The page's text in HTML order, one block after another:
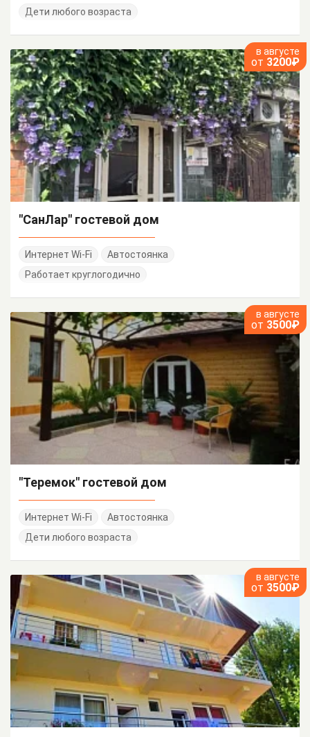
Дети любого возраста
в августе
от 3200₽
"СанЛар" гостевой дом
Интернет Wi-Fi
Автостоянка
Работает круглогодично
в августе
от 3500₽
"Теремок" гостевой дом
Интернет Wi-Fi
Автостоянка
Дети любого возраста
в августе
от 3500₽